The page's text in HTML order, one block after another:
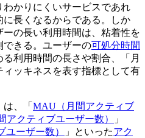
かりにくいサービスであれ
長くなるからである。しか
の長い利用時間は、粘着性を
できる。ユーザーの可処分時間
利用時間の長さや割合、「月
ッキネスを表す指標として有
、「 MAU（月間アクティブ
アクティブユーザー数）
」
ーザー数） 」といったアク